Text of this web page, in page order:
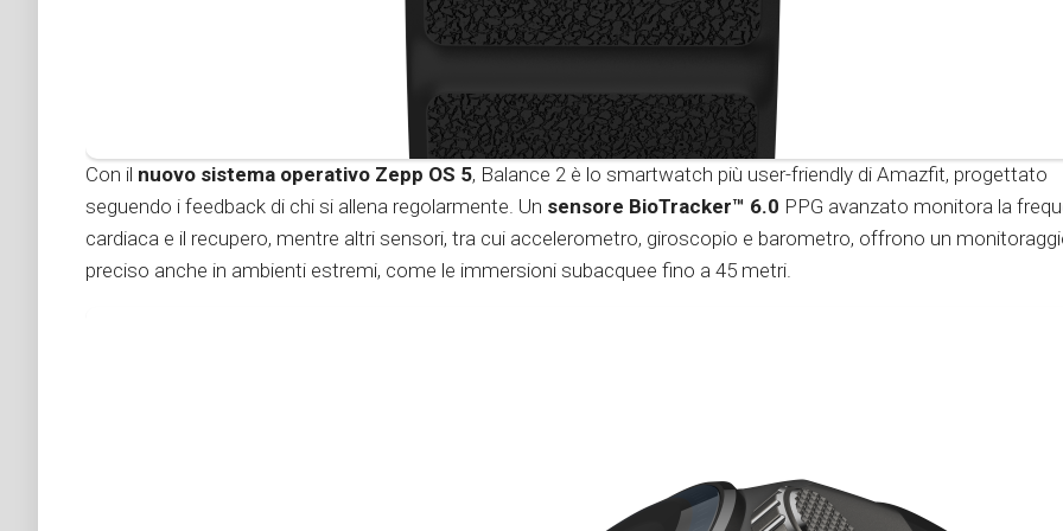
Con il nuovo sistema operativo Zepp OS 5, Balance 2 è lo smartwatch più user-friendly di Amazfit, progettato
seguendo i feedback di chi si allena regolarmente. Un sensore BioTracker™ 6.0 PPG avanzato monitora la
cardiaca e il recupero, mentre altri sensori, tra cui accelerometro, giroscopio e barometro, offrono un
preciso anche in ambienti estremi, come le immersioni subacquee fino a 45 metri.